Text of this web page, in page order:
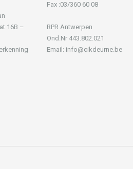
16B –
Fax :03/360 60 08
RPR Antwerpen
Ond.Nr 443.802.021
Email: info@cikdeurne.be